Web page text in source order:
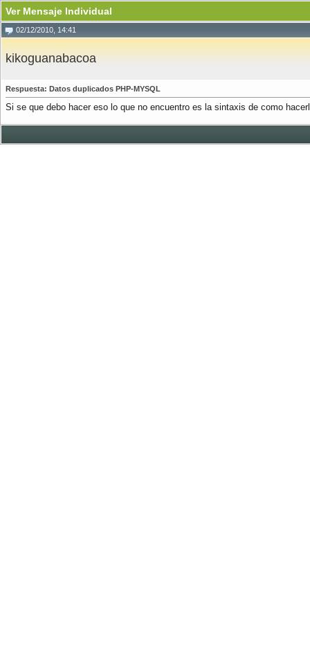
Ver Mensaje Individual
02/12/2010, 14:41
kikoguanabacoa
Respuesta: Datos duplicados PHP-MYSQL
Si se que debo hacer eso lo que no encuentro es la sintaxis de como